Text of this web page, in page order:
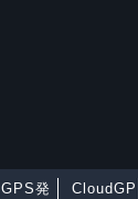
GPS発
CloudGP